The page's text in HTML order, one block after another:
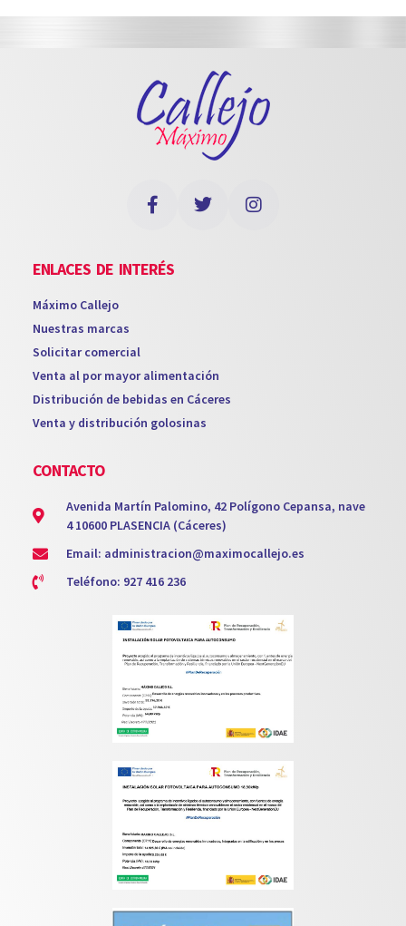
ENLACES DE INTERÉS
Máximo Callejo
Nuestras marcas
Solicitar comercial
Venta al por mayor alimentación
Distribución de bebidas en Cáceres
Venta y distribución golosinas
CONTACTO
Avenida Martín Palomino, 42 Polígono Cepansa, nave
4 10600 PLASENCIA (Cáceres)
Email: administracion@maximocallejo.es
Teléfono: 927 416 236